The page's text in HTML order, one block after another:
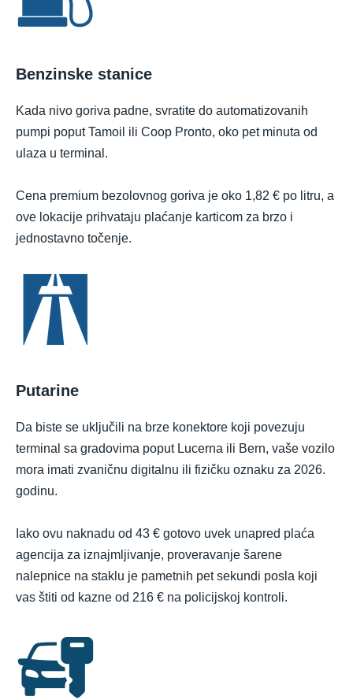
Benzinske stanice
Kada nivo goriva padne, svratite do automatizovanih
pumpi poput Tamoil ili Coop Pronto, oko pet minuta od
ulaza u terminal.
Cena premium bezolovnog goriva je oko 1,82 € po litru, a
ove lokacije prihvataju plaćanje karticom za brzo i
jednostavno točenje.
Putarine
Da biste se uključili na brze konektore koji povezuju
terminal sa gradovima poput Lucerna ili Bern, vaše vozilo
mora imati zvaničnu digitalnu ili fizičku oznaku za 2026.
godinu.
Iako ovu naknadu od 43 € gotovo uvek unapred plaća
agencija za iznajmljivanje, proveravanje šarene
nalepnice na staklu je pametnih pet sekundi posla koji
vas štiti od kazne od 216 € na policijskoj kontroli.